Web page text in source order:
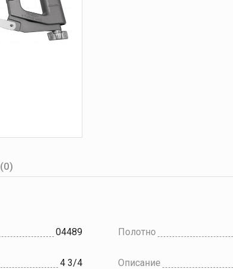
(0)
04489 Полотно
4 3/4 Описание